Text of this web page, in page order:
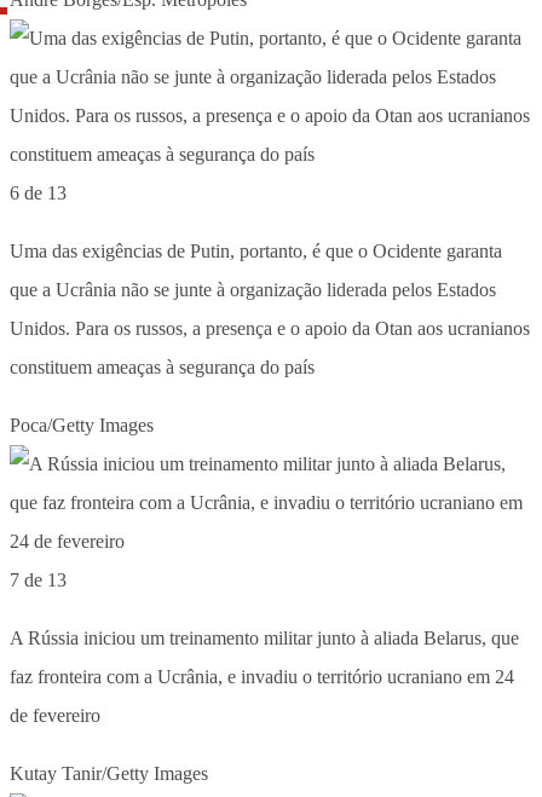
6 de 13
Uma das exigências de Putin, portanto, é que o Ocidente garanta
que a Ucrânia não se junte à organização liderada pelos Estados
Unidos. Para os russos, a presença e o apoio da Otan aos ucranianos
constituem ameaças à segurança do país
Poca/Getty Images
7 de 13
A Rússia iniciou um treinamento militar junto à aliada Belarus, que
faz fronteira com a Ucrânia, e invadiu o território ucraniano em 24
de fevereiro
Kutay Tanir/Getty Images